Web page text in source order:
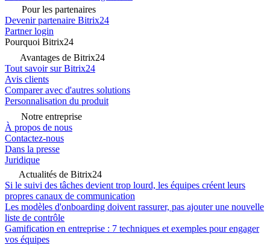
Pour les partenaires
Devenir partenaire Bitrix24
Partner login
Pourquoi Bitrix24
Avantages de Bitrix24
Tout savoir sur Bitrix24
Avis clients
Comparer avec d'autres solutions
Personnalisation du produit
Notre entreprise
À propos de nous
Contactez-nous
Dans la presse
Juridique
Actualités de Bitrix24
Si le suivi des tâches devient trop lourd, les équipes créent leurs
propres canaux de communication
Les modèles d'onboarding doivent rassurer, pas ajouter une nouvelle
liste de contrôle
Gamification en entreprise : 7 techniques et exemples pour engager
vos équipes